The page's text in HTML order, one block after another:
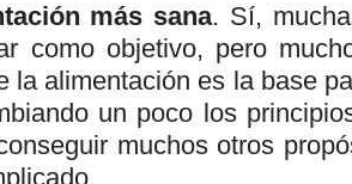
más sana. Sí,
como objetivo, pero
la alimentación es la base
un poco los
muchos otros